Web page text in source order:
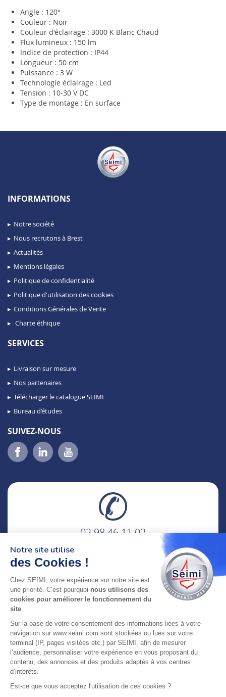
Angle : 120°
Couleur : Noir
Couleur d'éclairage : 3000 K Blanc Chaud
Flux lumineux : 150 lm
Indice de protection : IP44
Longueur : 50 cm
Puissance : 3 W
Technologie éclairage : Led
Tension : 10-30 V DC
Type de montage : En surface
INFORMATIONS
Notre société
Nous recrutons à Brest
Actualités
Mentions légales
Politique de confidentialité
Politique d'utilisation des cookies
Conditions Générales de Vente
Charte éthique
SERVICES
Livraison sur mesure
Nos partenaires
Télécharger le catalogue SEIMI
Bureau d’études
SUIVEZ-NOUS
02 98 46 11 02
adresse : 75 Rue Amiral Troude,
29200 Brest FRANCE
LABELLISÉE
© 2024 SEIMI - Tous droits réservés
Notre site utilise
des Cookies !
Chez SEIMI, votre expérience sur notre site est
une priorité. C’est pourquoi nous utilisons des
cookies pour améliorer le fonctionnement du
site.
Sur la base de votre consentement des informations liées à votre
navigation sur www.seimi.com sont stockées ou lues sur votre
terminal (IP, pages visitées etc.) par SEIMI, afin de mesurer
l’audience, personnaliser votre expérience en vous proposant du
contenu, des annonces et des produits adaptés à vos centres
d’intérêts.
Est-ce que vous acceptez l'utilisation de ces cookies ?